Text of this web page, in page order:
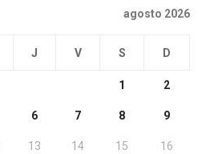
agosto 2026
J V S D
1 2
6 7 8 9
13 14 15 16